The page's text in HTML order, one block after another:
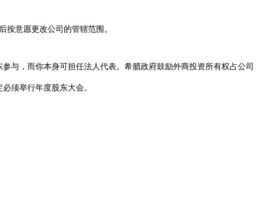
意愿更改公司的管辖范围。
与，而你本身可担任法人代表。希腊政府鼓励外商投资所有权占公司
须举行年度股东大会。